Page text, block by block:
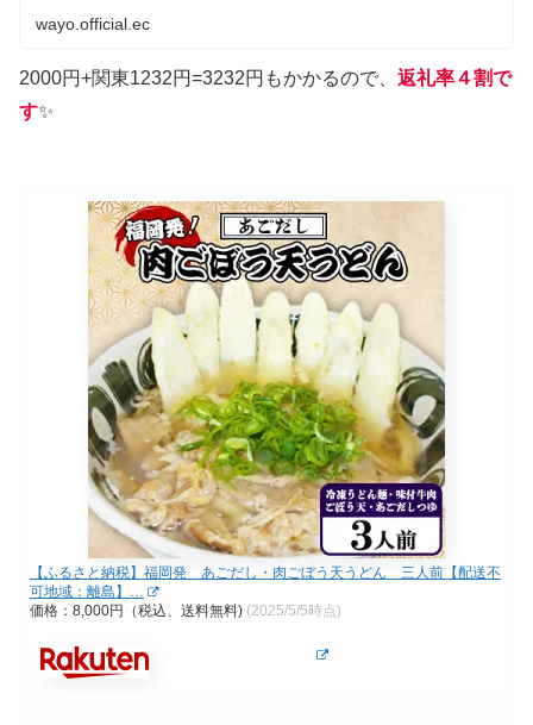
wayo.official.ec
2000円+関東1232円=3232円もかかるので、 返礼率４割で
す✨
【ふるさと納税】福岡発 あごだし・肉ごぼう天うどん 三人前【配送不
可地域：離島】…
価格：8,000円（税込、送料無料) (2025/5/5時点)